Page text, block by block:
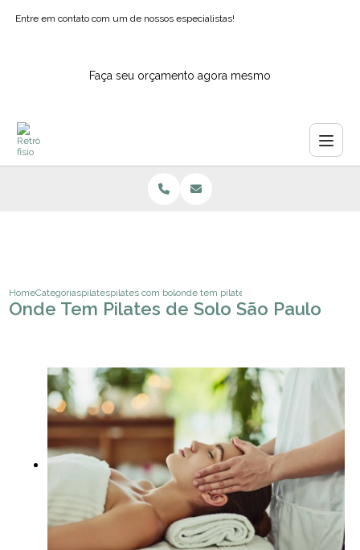
Entre em contato com um de nossos especialistas!
Faça seu orçamento agora mesmo
HomeCategoriaspilatespilates com bola para idososonde tem pilates de solo sao paulo
Onde Tem Pilates de Solo São Paulo